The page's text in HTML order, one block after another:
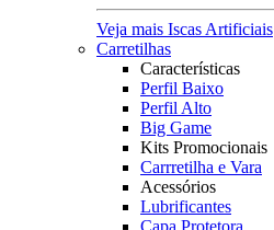
Veja mais Iscas Artificiais
Carretilhas
Características
Perfil Baixo
Perfil Alto
Big Game
Kits Promocionais
Carrretilha e Vara
Acessórios
Lubrificantes
Capa Protetora